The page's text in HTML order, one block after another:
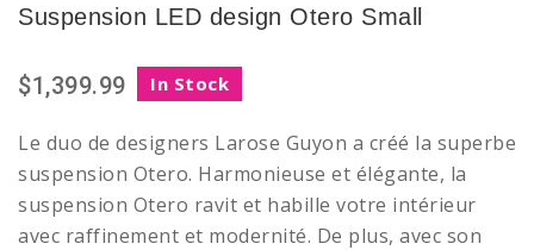
Suspension LED design Otero Small
$1,399.99 In Stock
Le duo de designers Larose Guyon a créé la superbe
suspension Otero. Harmonieuse et élégante, la
suspension Otero ravit et habille votre intérieur
avec raffinement et modernité. De plus, avec son